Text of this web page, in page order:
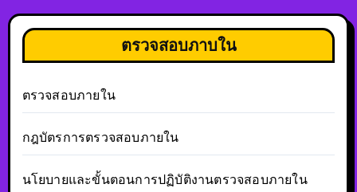
ตรวจสอบภาบใน
ตรวจสอบภายใน
กฎบัตรการตรวจสอบภายใน
นโยบายและขั้นตอนการปฏิบัติงานตรวจสอบภายใน